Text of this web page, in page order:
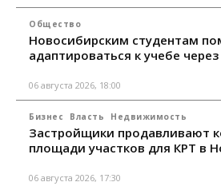
Общество
Новосибирским студентам
адаптироваться к учебе через
06 августа 2026, 18:00
Бизнес Власть Недвижимость
Застройщики продавливают
площади участков для КРТ в
06 августа 2026, 17:30